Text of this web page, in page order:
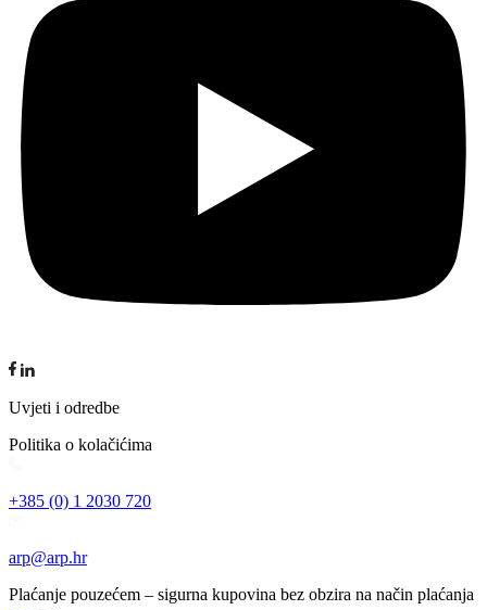
Uvjeti i odredbe
Politika o kolačićima
+385 (0) 1 2030 720
arp@arp.hr
Plaćanje pouzećem – sigurna kupovina bez obzira na način plaćanja